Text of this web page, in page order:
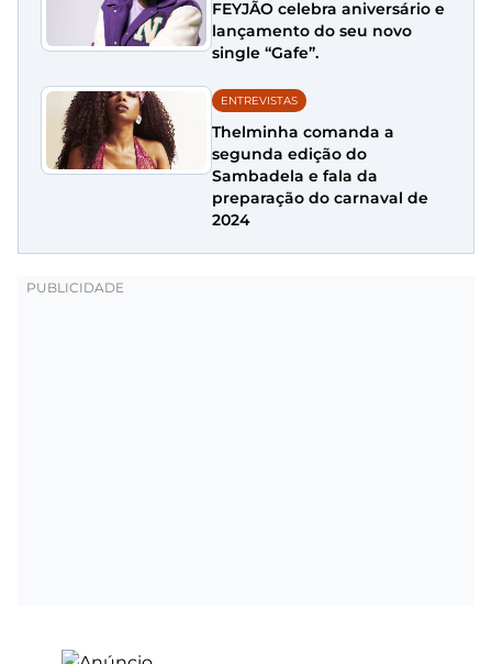
FEYJÃO celebra aniversário e
lançamento do seu novo
single “Gafe”.
ENTREVISTAS
Thelminha comanda a
segunda edição do
Sambadela e fala da
preparação do carnaval de
2024